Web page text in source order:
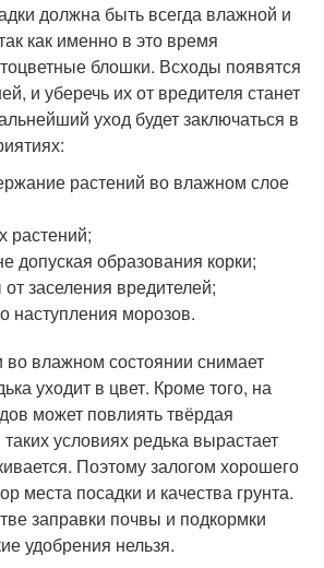
должна быть всегда влажной и
как именно в это время
блошки. Всходы появятся
и уберечь их от вредителя станет
уход будет заключаться в
растений во влажном слое
растений;
допуская образования корки;
заселения вредителей;
наступления морозов.
влажном состоянии снимает
уходит в цвет. Кроме того, на
может повлиять твёрдая
условиях редька вырастает
Поэтому залогом хорошего
места посадки и качества грунта.
заправки почвы и подкормки
удобрения нельзя.